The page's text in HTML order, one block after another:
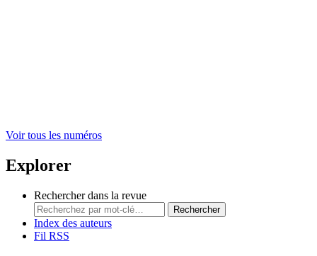
Voir tous les numéros
Explorer
Rechercher dans la revue
Rechercher
Index des auteurs
Fil RSS